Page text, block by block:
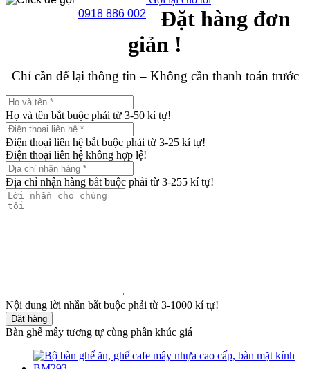
0918 886 002
Đặt hàng đơn
giản !
Chỉ cần để lại thông tin – Không cần thanh toán trước
Họ và tên bắt buộc phải từ 3-50 kí tự!
Điện thoại liên hệ bắt buộc phải từ 3-25 kí tự!
Điện thoại liên hệ không hợp lệ!
Địa chỉ nhận hàng bắt buộc phải từ 3-255 kí tự!
Nội dung lời nhắn bắt buộc phải từ 3-1000 kí tự!
Đặt hàng
Bàn ghế mây tương tự cùng phân khúc giá